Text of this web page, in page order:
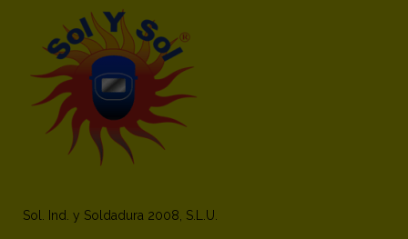
Sol. Ind. y Soldadura 2008, S.L.U.